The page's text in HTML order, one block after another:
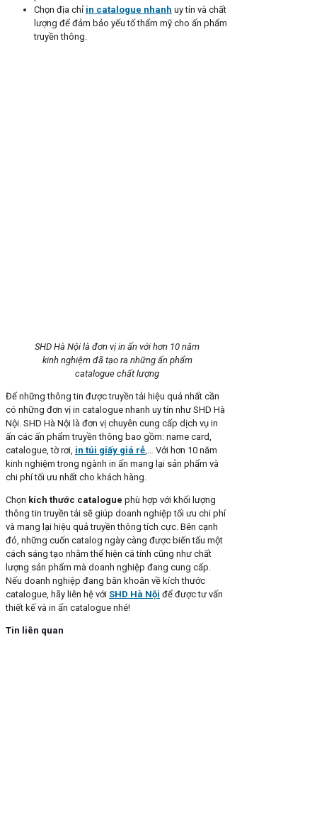
Chọn địa chỉ in catalogue nhanh uy tín và chất
lượng để đảm bảo yếu tố thẩm mỹ cho ấn phẩm
truyền thông.
​​SHD Hà Nội là đơn vị in ấn với hơn 10 năm
kinh nghiệm đã tạo ra những ấn phẩm
catalogue chất lượng
Để những thông tin được truyền tải hiệu quả nhất cần
có những đơn vị in catalogue nhanh uy tín như ​​SHD Hà
Nội. SHD Hà Nội là đơn vị chuyên cung cấp dịch vụ in
ấn các ấn phẩm truyền thông bao gồm: name card,
catalogue, tờ rơi, in túi giấy giá rẻ,… Với hơn 10 năm
kinh nghiệm trong ngành in ấn mang lại sản phẩm và
chi phí tối ưu nhất cho khách hàng.
Chọn kích thước catalogue phù hợp với khối lượng
thông tin truyền tải sẽ giúp doanh nghiệp tối ưu chi phí
và mang lại hiệu quả truyền thông tích cực. Bên cạnh
đó, những cuốn catalog ngày càng được biến tấu một
cách sáng tạo nhằm thể hiện cá tính cũng như chất
lượng sản phẩm mà doanh nghiệp đang cung cấp.
Nếu doanh nghiệp đang băn khoăn về kích thước
catalogue, hãy liên hệ với ​​ SHD Hà Nội để được tư vấn
thiết kế và in ấn catalogue nhé!
Tin liên quan